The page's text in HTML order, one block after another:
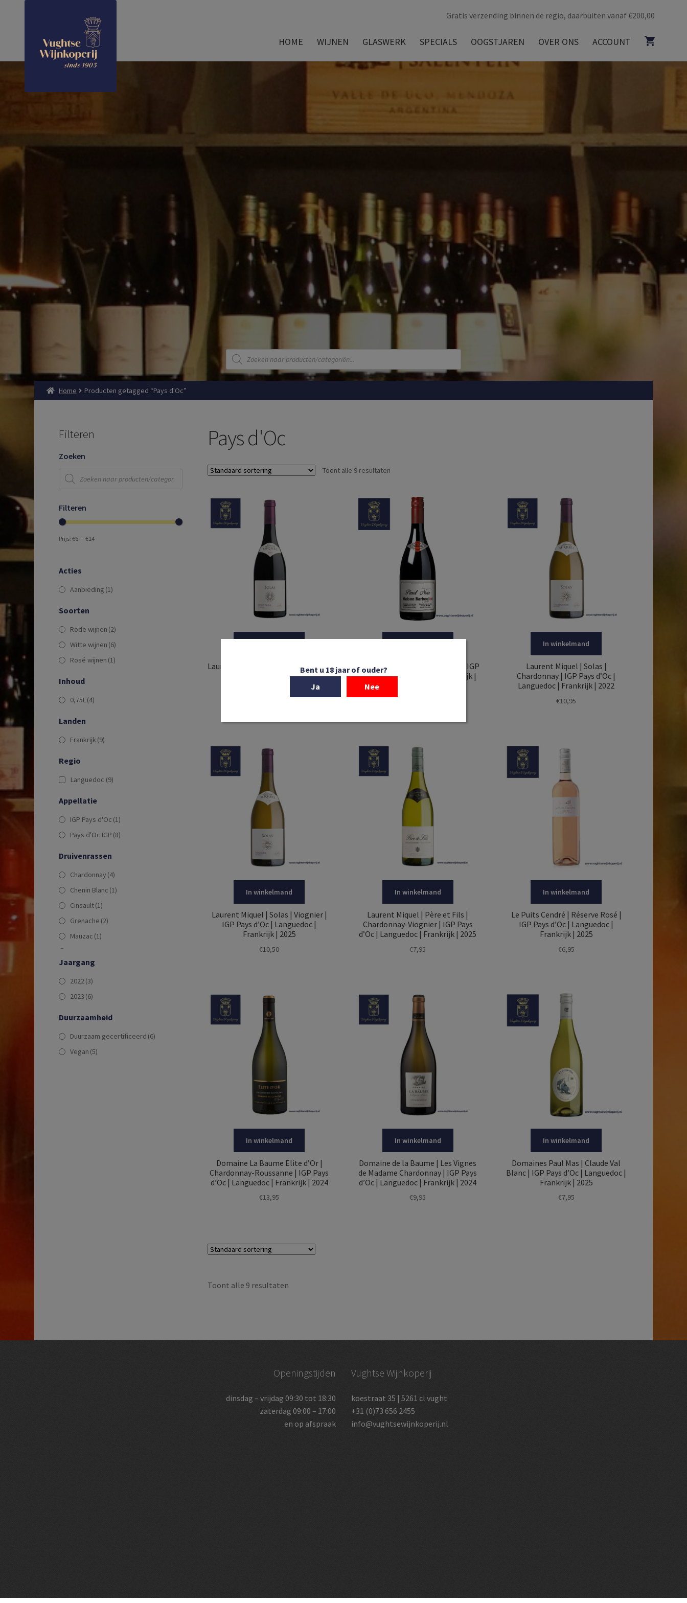
Gratis verzending binnen de regio, daarbuiten vanaf €200,00
HOME WIJNEN GLASWERK SPECIALS OOGSTJAREN OVER ONS ACCOUNT
Producten
zoeken
Home Producten getagged “Pays d'Oc”
Pays d'Oc
Toont alle 9 resultaten
Laurent Miquel | Solas | Pinot Noir |
IPG Pays d’Oc | Languedoc |
Maison Barboulot | Pinot Noir | IGP
Pays d’Oc | Languedoc | Frankrijk |
In winkelmand
Laurent Miquel | Solas |
Chardonnay | IGP Pays d’Oc |
Languedoc | Frankrijk | 2022
€10,95
In winkelmand
Laurent Miquel | Solas | Viognier |
IGP Pays d’Oc | Languedoc |
Frankrijk | 2025
€10,50
In winkelmand
Laurent Miquel | Père et Fils |
Chardonnay-Viognier | IGP Pays
d’Oc | Languedoc | Frankrijk | 2025
€7,95
In winkelmand
Le Puits Cendré | Réserve Rosé |
IGP Pays d’Oc | Languedoc |
Frankrijk | 2025
€6,95
In winkelmand
Domaine La Baume Elite d’Or |
Chardonnay-Roussanne | IGP Pays
d’Oc | Languedoc | Frankrijk | 2024
€13,95
In winkelmand
Domaine de la Baume | Les Vignes
de Madame Chardonnay | IGP Pays
d’Oc | Languedoc | Frankrijk | 2024
€9,95
In winkelmand
Domaines Paul Mas | Claude Val
Blanc | IGP Pays d’Oc | Languedoc |
Frankrijk | 2025
€7,95
Toont alle 9 resultaten
Filteren
Zoeken
zoeken
Filteren
Prijs:€6—€14
Acties
Aanbieding (1)
Soorten
Rode wijnen (2)
Witte wijnen (6)
Rosé wijnen (1)
Inhoud
0,75L(4)
Landen
Frankrijk (9)
Regio
Languedoc (9)
Appellatie
IGP Pays d'Oc (1)
Pays d'Oc IGP (8)
Druivenrassen
Chardonnay (4)
Chenin Blanc (1)
Cinsault(1)
Grenache (2)
Mauzac (1)
Roussanne
Sauvignon Blanc
Vermentino
(2)
Jaargang
2022(3)
2023 (6)
Duurzaamheid
Duurzaam gecertificeerd (6)
Vegan (5)
Openingstijden
dinsdag – vrijdag 09:30 tot 18:30
zaterdag 09:00 – 17:00
en op afspraak
Vughtse Wijnkoperij
koestraat 35 | 5261 cl vught
+31 (0)73 656 2455
info@vughtsewijnkoperij.nl
Bent u 18 jaar of ouder?
Ja
Nee